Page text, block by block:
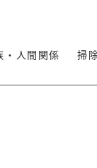
・人間関係 掃